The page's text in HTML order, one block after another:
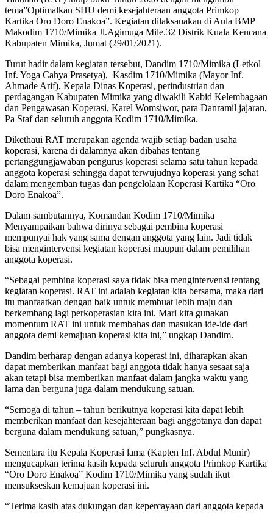
tema”Optimalkan SHU demi kesejahteraan anggota Primkop
Kartika Oro Doro Enakoa”. Kegiatan dilaksanakan di Aula BMP
Makodim 1710/Mimika Jl.Agimuga Mile.32 Distrik Kuala Kencana
Kabupaten Mimika, Jumat (29/01/2021).
Turut hadir dalam kegiatan tersebut, Dandim 1710/Mimika (Letkol
Inf. Yoga Cahya Prasetya), Kasdim 1710/Mimika (Mayor Inf.
Ahmade Arif), Kepala Dinas Koperasi, perindustrian dan
perdagangan Kabupaten Mimika yang diwakili Kabid Kelembagaan
dan Pengawasan Koperasi, Karel Womsiwor, para Danramil jajaran,
Pa Staf dan seluruh anggota Kodim 1710/Mimika.
Dikethaui RAT merupakan agenda wajib setiap badan usaha
koperasi, karena di dalamnya akan dibahas tentang
pertanggungjawaban pengurus koperasi selama satu tahun kepada
anggota koperasi sehingga dapat terwujudnya koperasi yang sehat
dalam mengemban tugas dan pengelolaan Koperasi Kartika “Oro
Doro Enakoa”.
Dalam sambutannya, Komandan Kodim 1710/Mimika
Menyampaikan bahwa dirinya sebagai pembina koperasi
mempunyai hak yang sama dengan anggota yang lain. Jadi tidak
bisa mengintervensi kegiatan koperasi maupun dalam pemilihan
anggota koperasi.
“Sebagai pembina koperasi saya tidak bisa mengintervensi tentang
kegiatan koperasi. RAT ini adalah kegiatan kita bersama, maka dari
itu manfaatkan dengan baik untuk membuat lebih maju dan
berkembang lagi perkoperasian kita ini. Mari kita gunakan
momentum RAT ini untuk membahas dan masukan ide-ide dari
anggota demi kemajuan koperasi kita ini,” ungkap Dandim.
Dandim berharap dengan adanya koperasi ini, diharapkan akan
dapat memberikan manfaat bagi anggota tidak hanya sesaat saja
akan tetapi bisa memberikan manfaat dalam jangka waktu yang
lama dan berguna juga dalam mendukung satuan.
“Semoga di tahun – tahun berikutnya koperasi kita dapat lebih
memberikan manfaat dan kesejahteraan bagi anggotanya dan dapat
berguna dalam mendukung satuan,” pungkasnya.
Sementara itu Kepala Koperasi lama (Kapten Inf. Abdul Munir)
mengucapkan terima kasih kepada seluruh anggota Primkop Kartika
“Oro Doro Enakoa” Kodim 1710/Mimika yang sudah ikut
mensukseskan kemajuan koperasi ini.
“Terima kasih atas dukungan dan kepercayaan dari anggota kepada